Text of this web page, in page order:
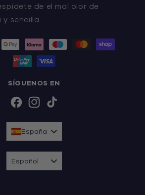
de el mal olor de
sencilla.
SÍGUENOS EN
FacebookInstagram
TikTok
España
Español